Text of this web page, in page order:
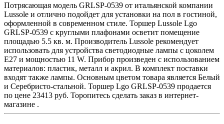
Потрясающая модель GRLSP-0539 от итальянской компании
Lussole и отлично подойдет для установки на пол в гостиной,
оформленной в современном стиле. Торшер Lussole Lgo
GRLSP-0539 с круглыми плафонами осветит помещение
площадью 5.5 кв. м. Производитель Lussole рекомендует
использовать для устройства светодиодные лампы с цоколем
E27 и мощностью 11 W. Прибор произведен с использованием
материалов: пластик, металл и акрил. В комплект поставки
входят также лампы. Основным цветом товара является Белый
и Серебристо-стальной. Торшер Lgo GRLSP-0539 продается
по цене 23413 руб. Торопитесь сделать заказ в интернет-
магазине .